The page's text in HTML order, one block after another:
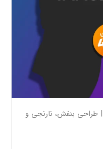
| طراحی بنفش، نارنجی و